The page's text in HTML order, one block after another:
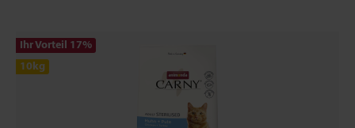
Ihr Vorteil 17%
10kg